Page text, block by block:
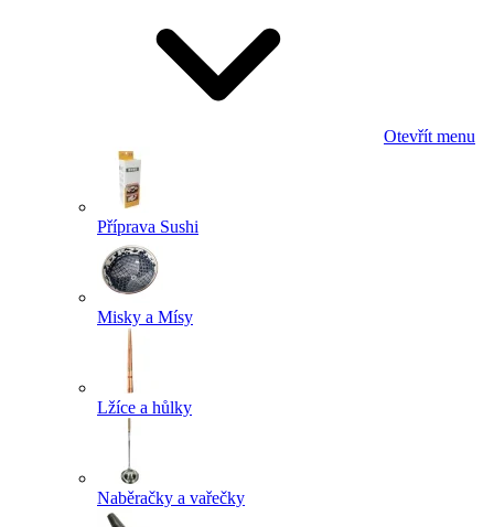
Otevřít menu
Příprava Sushi
Misky a Mísy
Lžíce a hůlky
Naběračky a vařečky